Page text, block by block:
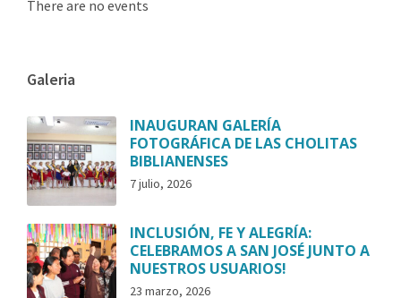
There are no events
Galeria
INAUGURAN GALERÍA
FOTOGRÁFICA DE LAS CHOLITAS
BIBLIANENSES
7 julio, 2026
INCLUSIÓN, FE Y ALEGRÍA:
CELEBRAMOS A SAN JOSÉ JUNTO A
NUESTROS USUARIOS!
23 marzo, 2026